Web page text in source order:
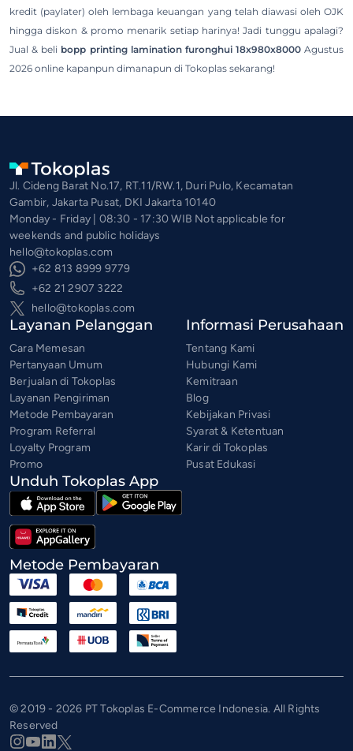
kredit (paylater) oleh lembaga keuangan yang telah diawasi oleh OJK
hingga diskon & promo menarik setiap harinya! Jadi tunggu apalagi?
Jual & beli bopp printing lamination furonghui 18x980x8000Agustus
2026 online kapanpun dimanapun di Tokoplas sekarang!
Jl. Cideng Barat No.17, RT.11/RW.1, Duri Pulo, Kecamatan
Gambir, Jakarta Pusat, DKI Jakarta 10140
Monday - Friday | 08:30 - 17:30 WIB Not applicable for
weekends and public holidays
hello@tokoplas.com
+62 813 8999 9779
+62 21 2907 3222
hello@tokoplas.com
Layanan Pelanggan
Cara Memesan
Pertanyaan Umum
Berjualan di Tokoplas
Layanan Pengiriman
Metode Pembayaran
Program Referral
Loyalty Program
Promo
Informasi Perusahaan
Tentang Kami
Hubungi Kami
Kemitraan
Blog
Kebijakan Privasi
Syarat & Ketentuan
Karir di Tokoplas
Pusat Edukasi
Unduh Tokoplas App
Metode Pembayaran
© 2019 - 2026 PT Tokoplas E-Commerce Indonesia. All Rights
Reserved